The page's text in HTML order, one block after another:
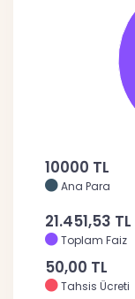
10000 TL
Ana Para
21.451,53 TL
Toplam Faiz
50,00 TL
Tahsis Ücreti